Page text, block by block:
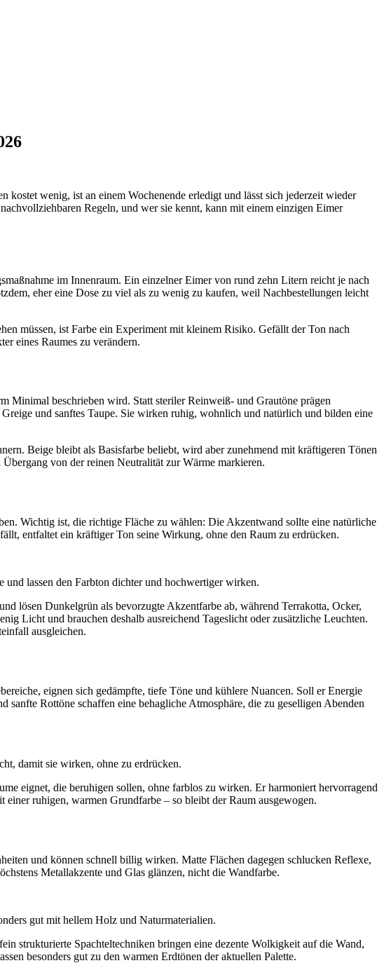
wenig, ist an einem Wochenende erledigt und lässt sich jederzeit wieder
Regeln, und wer sie kennt, kann mit einem einzigen Eimer
im Innenraum. Ein einzelner Eimer von rund zehn Litern reicht je nach
eher eine Dose zu viel als zu wenig zu kaufen, weil Nachbestellungen leicht
müssen, ist Farbe ein Experiment mit kleinem Risiko. Gefällt der Ton nach
eines Raumes zu verändern.
Minimal beschrieben wird. Statt steriler Reinweiß- und Grautöne prägen
und sanftes Taupe. Sie wirken ruhig, wohnlich und natürlich und bilden eine
Beige bleibt als Basisfarbe beliebt, wird aber zunehmend mit kräftigeren Tönen
von der reinen Neutralität zur Wärme markieren.
Wichtig ist, die richtige Fläche zu wählen: Die Akzentwand sollte eine natürliche
entfaltet ein kräftiger Ton seine Wirkung, ohne den Raum zu erdrücken.
lassen den Farbton dichter und hochwertiger wirken.
lösen Dunkelgrün als bevorzugte Akzentfarbe ab, während Terrakotta, Ocker,
Licht und brauchen deshalb ausreichend Tageslicht oder zusätzliche Leuchten.
ausgleichen.
eignen sich gedämpfte, tiefe Töne und kühlere Nuancen. Soll er Energie
Rottöne schaffen eine behagliche Atmosphäre, die zu geselligen Abenden
damit sie wirken, ohne zu erdrücken.
eignet, die beruhigen sollen, ohne farblos zu wirken. Er harmoniert hervorragend
ruhigen, warmen Grundfarbe – so bleibt der Raum ausgewogen.
und können schnell billig wirken. Matte Flächen dagegen schlucken Reflexe,
Metallakzente und Glas glänzen, nicht die Wandfarbe.
gut mit hellem Holz und Naturmaterialien.
strukturierte Spachteltechniken bringen eine dezente Wolkigkeit auf die Wand,
besonders gut zu den warmen Erdtönen der aktuellen Palette.